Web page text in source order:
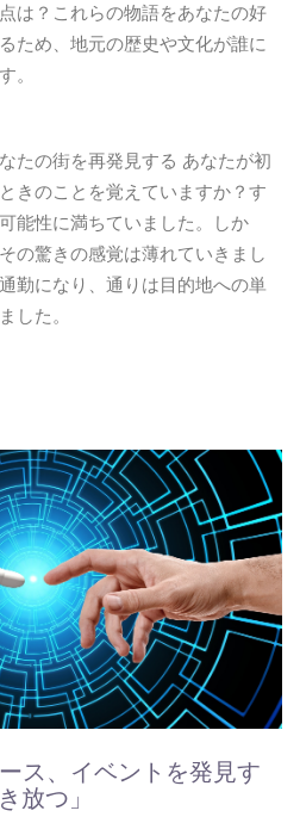
は？これらの物語をあなたの好
ため、地元の歴史や文化が誰に
。
たの街を再発見する あなたが初
きのことを覚えていますか？す
能性に満ちていました。しか
の驚きの感覚は薄れていきまし
勤になり、通りは目的地への単
した。
ス、イベントを発見す
放つ」